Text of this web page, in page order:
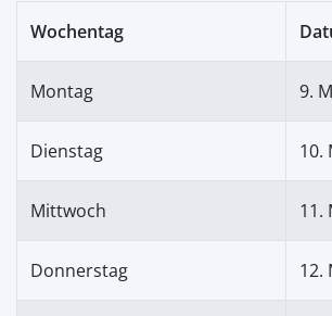
Wochentag
Montag 9.
Dienstag 10.
Mittwoch 11.
Donnerstag 12.